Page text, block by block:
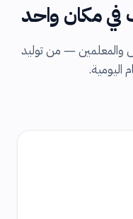
مكان واحد
والمعلمين — من توليد
اليومية.